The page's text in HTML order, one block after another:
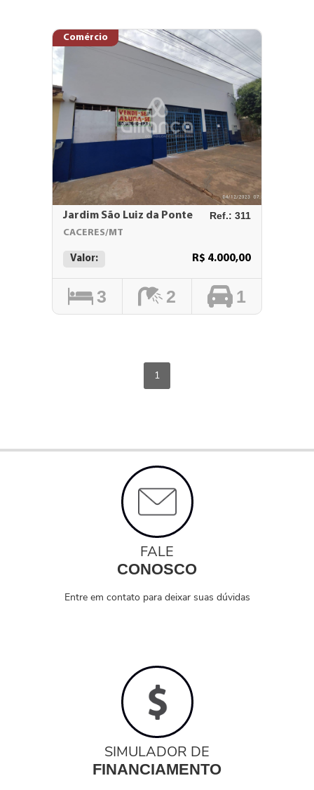
Comércio
Jardim São Luiz da Ponte Ref.: 311
CACERES/MT
Valor: R$ 4.000,00
3 2 1
1
FALE
CONOSCO
Entre em contato para deixar suas dúvidas
SIMULADOR DE
FINANCIAMENTO